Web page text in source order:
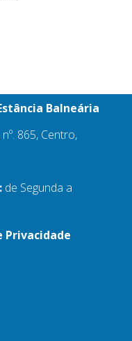
Balneária
865, Centro,
de Segunda a
Privacidade